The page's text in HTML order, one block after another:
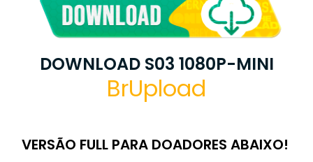
DOWNLOAD S03 1080P-MINI
BrUpload
VERSÃO FULL PARA DOADORES ABAIXO!